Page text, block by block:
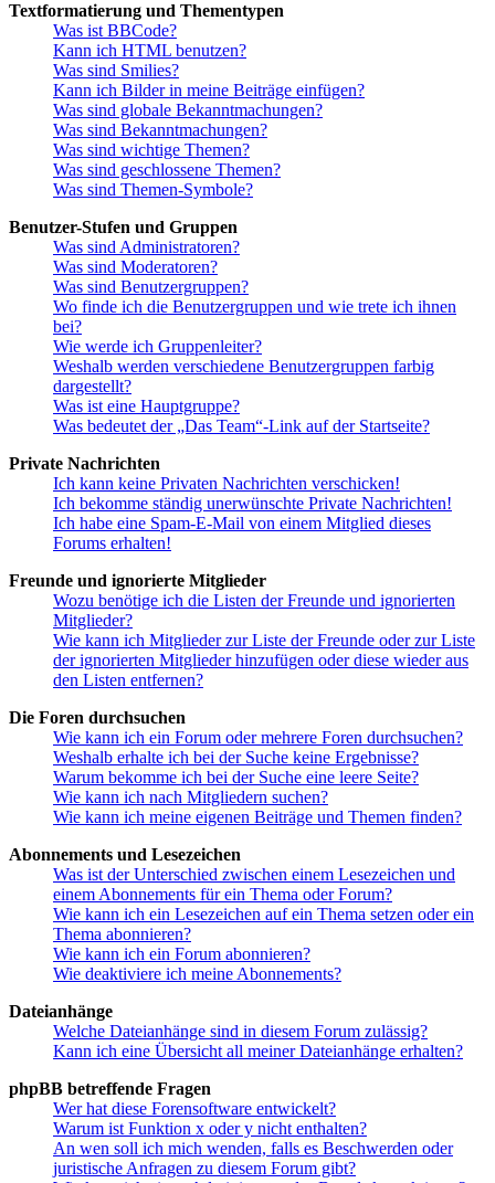
Textformatierung und Thementypen
Was ist BBCode?
Kann ich HTML benutzen?
Was sind Smilies?
Kann ich Bilder in meine Beiträge einfügen?
Was sind globale Bekanntmachungen?
Was sind Bekanntmachungen?
Was sind wichtige Themen?
Was sind geschlossene Themen?
Was sind Themen-Symbole?
Benutzer-Stufen und Gruppen
Was sind Administratoren?
Was sind Moderatoren?
Was sind Benutzergruppen?
Wo finde ich die Benutzergruppen und wie trete ich ihnen
bei?
Wie werde ich Gruppenleiter?
Weshalb werden verschiedene Benutzergruppen farbig
dargestellt?
Was ist eine Hauptgruppe?
Was bedeutet der „Das Team“-Link auf der Startseite?
Private Nachrichten
Ich kann keine Privaten Nachrichten verschicken!
Ich bekomme ständig unerwünschte Private Nachrichten!
Ich habe eine Spam-E-Mail von einem Mitglied dieses
Forums erhalten!
Freunde und ignorierte Mitglieder
Wozu benötige ich die Listen der Freunde und ignorierten
Mitglieder?
Wie kann ich Mitglieder zur Liste der Freunde oder zur Liste
der ignorierten Mitglieder hinzufügen oder diese wieder aus
den Listen entfernen?
Die Foren durchsuchen
Wie kann ich ein Forum oder mehrere Foren durchsuchen?
Weshalb erhalte ich bei der Suche keine Ergebnisse?
Warum bekomme ich bei der Suche eine leere Seite?
Wie kann ich nach Mitgliedern suchen?
Wie kann ich meine eigenen Beiträge und Themen finden?
Abonnements und Lesezeichen
Was ist der Unterschied zwischen einem Lesezeichen und
einem Abonnements für ein Thema oder Forum?
Wie kann ich ein Lesezeichen auf ein Thema setzen oder ein
Thema abonnieren?
Wie kann ich ein Forum abonnieren?
Wie deaktiviere ich meine Abonnements?
Dateianhänge
Welche Dateianhänge sind in diesem Forum zulässig?
Kann ich eine Übersicht all meiner Dateianhänge erhalten?
phpBB betreffende Fragen
Wer hat diese Forensoftware entwickelt?
Warum ist Funktion x oder y nicht enthalten?
An wen soll ich mich wenden, falls es Beschwerden oder
juristische Anfragen zu diesem Forum gibt?